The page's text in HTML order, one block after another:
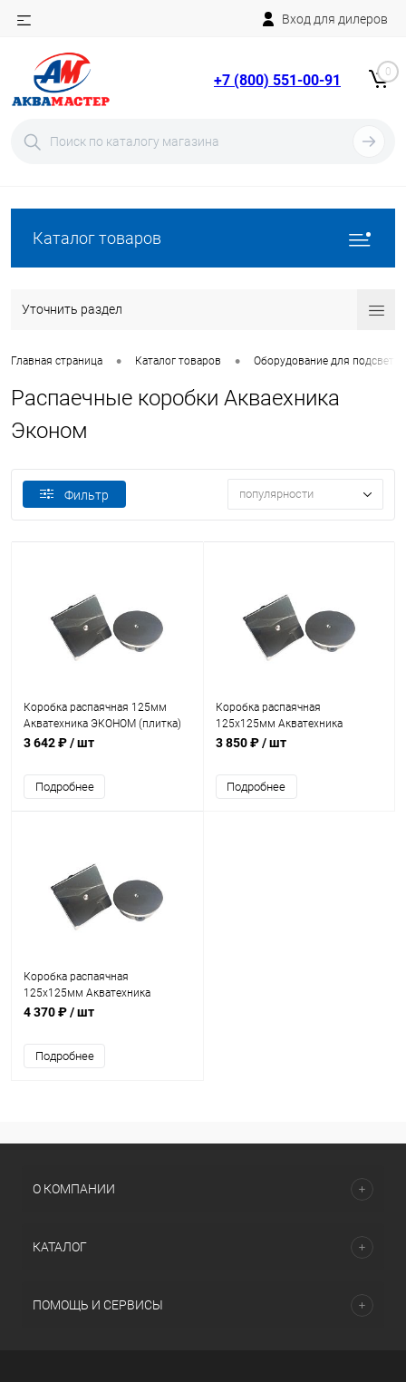
Вход для дилеров
+7 (800) 551-00-91 0
Каталог товаров
Уточнить раздел
Главная страница • Каталог товаров • Оборудование для
Распаечные коробки Акваехника
Эконом
Фильтр популярности
Коробка распаячная 125мм
Акватехника ЭКОНОМ (плитка)
(AT07.07)
3 642 ₽/ шт
Подробнее
Коробка распаячная
125х125мм Акватехника
ЭКОНОМ (плитка) (AT07.08)
3 850 ₽/ шт
Подробнее
Коробка распаячная
125х125мм Акватехника
ЭКОНОМ AISI 316 (плитка)
4 370 ₽/ шт
Подробнее
О КОМПАНИИ
КАТАЛОГ
ПОМОЩЬ И СЕРВИСЫ